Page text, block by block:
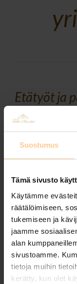
Suostumus
Tämä sivusto
Käytämme
räätälöimiseen,
tukemiseen ja
jaamme
alan
sivustoamme.
tietoja muihin
kerätty, kun olet
Etätyöt ja
Huviloilla!
Posted byJohanna
Riihitähti-
etätöitä
vaihteessa.
mahdollisuuden
hyvinvointia ja
Read More
Tags:etätöissä